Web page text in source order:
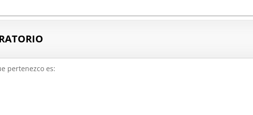
pertenezco es: